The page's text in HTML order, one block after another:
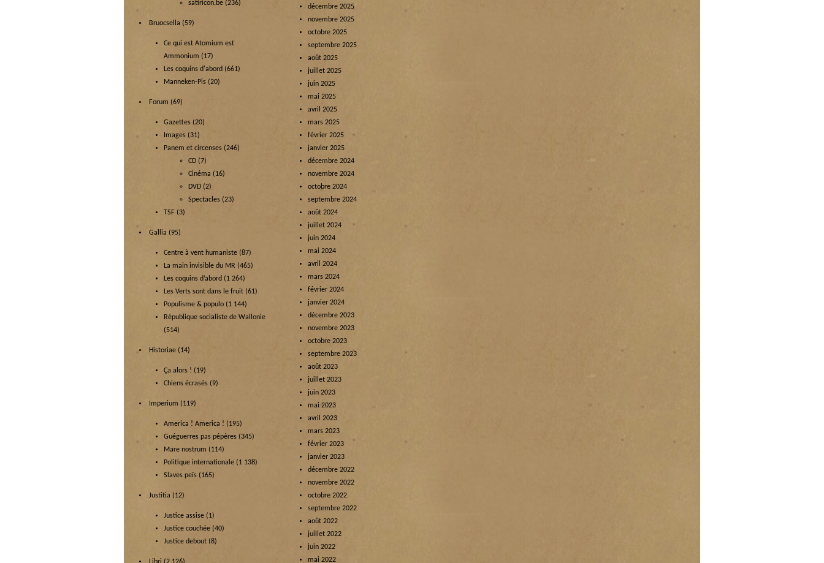
satiricon.be (236)
Bruocsella (59)
Ce qui est Atomium est
Ammonium (17)
Les coquins d'abord (661)
Manneken-Pis (20)
Forum (69)
Gazettes (20)
Images (31)
Panem et circenses (246)
CD (7)
Cinéma (16)
DVD (2)
Spectacles (23)
TSF (3)
Gallia (95)
Centre à vent humaniste (87)
La main invisible du MR (465)
Les coquins d’abord (1 264)
Les Verts sont dans le fruit (61)
Populisme & populo (1 144)
République socialiste de Wallonie
(514)
Historiae (14)
Ça alors ! (19)
Chiens écrasés (9)
Imperium (119)
America ! America ! (195)
Guéguerres pas pépères (345)
Mare nostrum (114)
Politique internationale (1 138)
Slaves peïs (165)
Justitia (12)
Justice assise (1)
Justice couchée (40)
Justice debout (8)
décembre 2025
novembre 2025
octobre 2025
septembre 2025
août 2025
juillet 2025
juin 2025
mai 2025
avril 2025
mars 2025
février 2025
janvier 2025
décembre 2024
novembre 2024
octobre 2024
septembre 2024
août 2024
juillet 2024
juin 2024
mai 2024
avril 2024
mars 2024
février 2024
janvier 2024
décembre 2023
novembre 2023
octobre 2023
septembre 2023
août 2023
juillet 2023
juin 2023
mai 2023
avril 2023
mars 2023
février 2023
janvier 2023
décembre 2022
novembre 2022
octobre 2022
septembre 2022
août 2022
juillet 2022
juin 2022
mai 2022